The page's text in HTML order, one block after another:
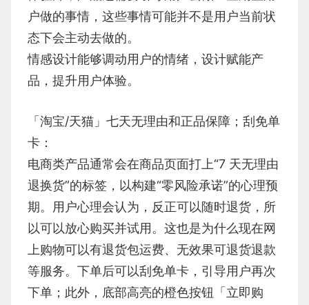
户做的事情，这些事情可能并不是用户当前状
态下会主动去做的。
情感设计能够调动用户的情绪，设计赋能产
品，提升用户体验。
「淘宝/天猫」七天无理由和正品保障；刮免单
卡：
电商类产品通常会在商品页面打上“7 天无理由
退换货”的标签，以构建“零风险承诺”的心理预
期。用户心理会认为，反正可以随时退货，所
以可以放心购买并试用。这也是为什么现在网
上购物可以有退货包运费、无效果可退货退款
等服务。下单后可以刮免单卡，引导用户再次
下单；此外，底部高亮的橙色按钮「立即购